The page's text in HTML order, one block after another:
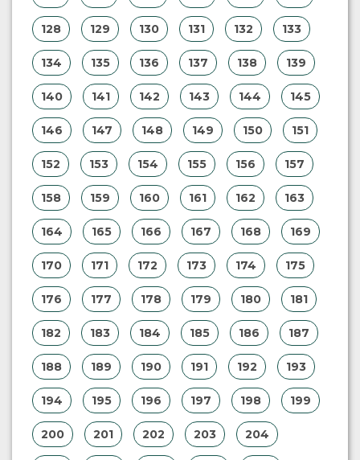
128 129 130 131 132 133
134 135 136 137 138 139
140 141 142 143 144 145
146 147 148 149 150 151
152 153 154 155 156 157
158 159 160 161 162 163
164 165 166 167 168 169
170 171 172 173 174 175
176 177 178 179 180 181
182 183 184 185 186 187
188 189 190 191 192 193
194 195 196 197 198 199
200 201 202 203 204